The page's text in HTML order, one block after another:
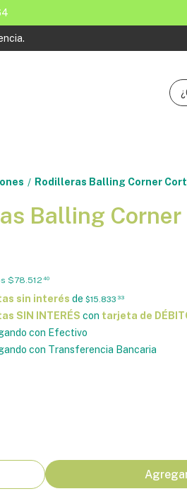
/ Rodilleras Balling Corner
Balling Corner
$78.512 40
sin interés de $15.833 33
SIN INTERÉS con tarjeta de
con Efectivo
con Transferencia Bancaria